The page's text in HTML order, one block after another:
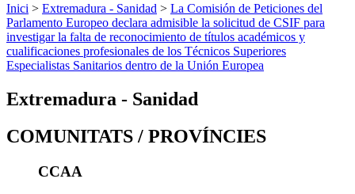
Inici > Extremadura - Sanidad > La Comisión de Peticiones del
Parlamento Europeo declara admisible la solicitud de CSIF para
investigar la falta de reconocimiento de títulos académicos y
cualificaciones profesionales de los Técnicos Superiores
Especialistas Sanitarios dentro de la Unión Europea
Extremadura - Sanidad
COMUNITATS / PROVÍNCIES
CCAA